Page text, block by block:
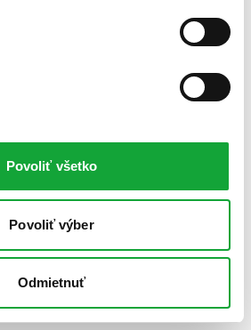
Povoliť všetko
Povoliť výber
Odmietnuť